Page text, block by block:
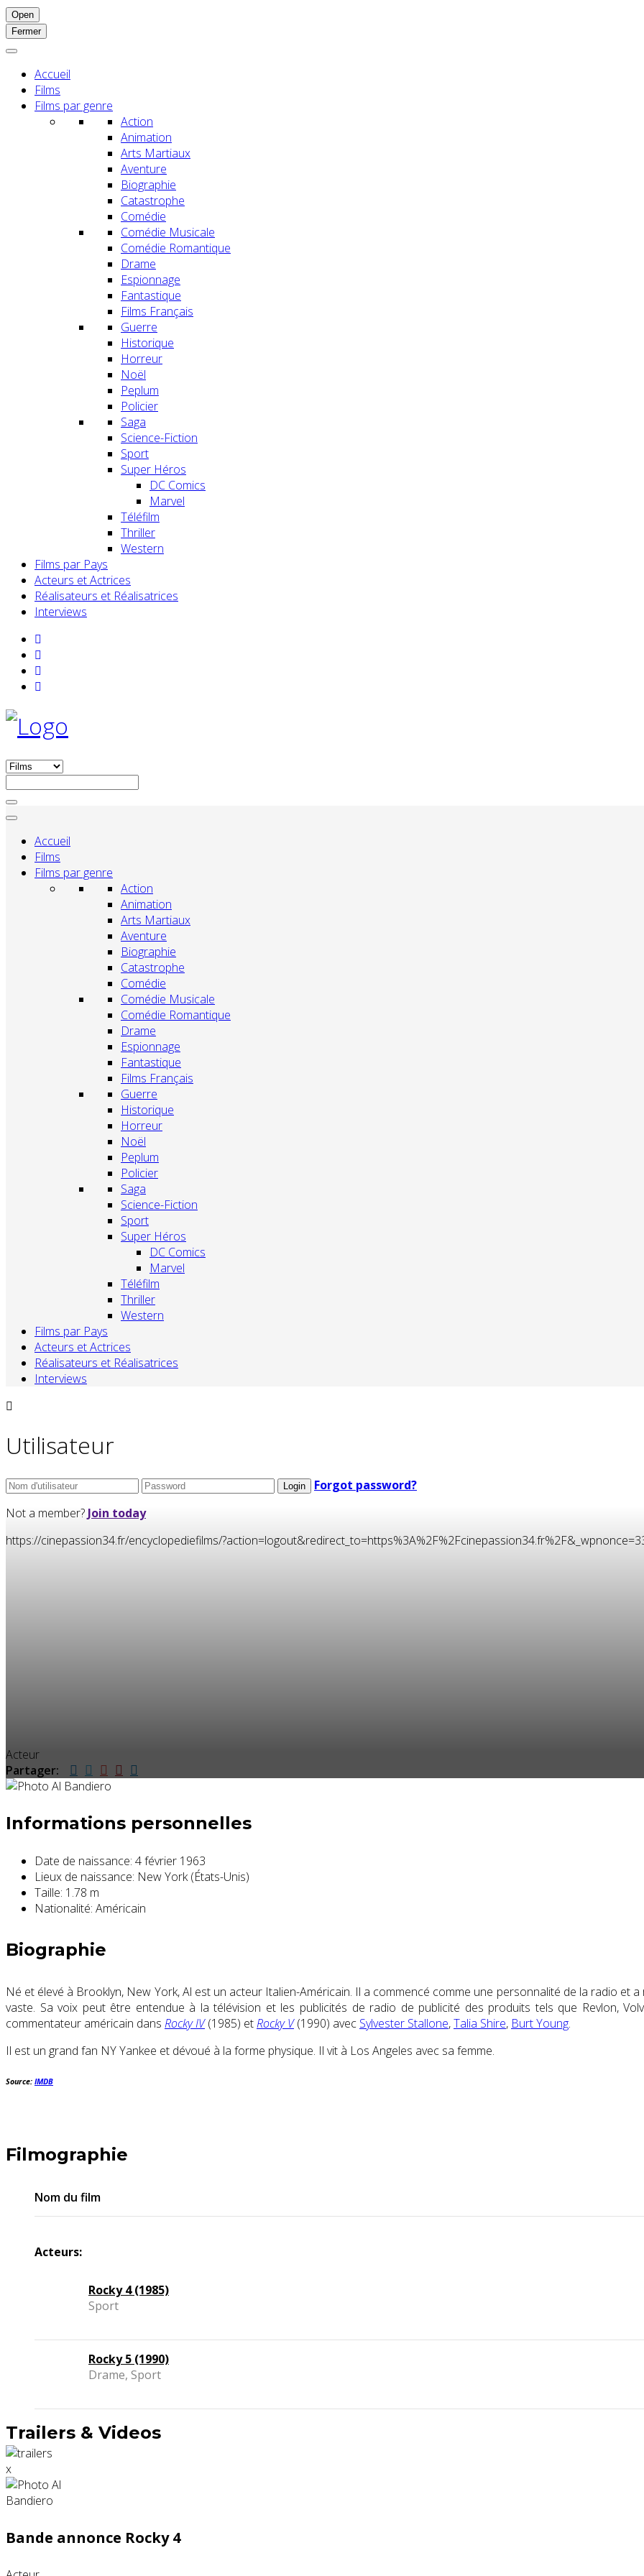
Open
Fermer
Accueil
Films
Films par genre
Action
Animation
Arts Martiaux
Aventure
Biographie
Catastrophe
Comédie
Comédie Musicale
Comédie Romantique
Drame
Espionnage
Fantastique
Films Français
Guerre
Historique
Horreur
Noël
Peplum
Policier
Saga
Science-Fiction
Sport
Super Héros
DC Comics
Marvel
Téléfilm
Thriller
Western
Films par Pays
Acteurs et Actrices
Réalisateurs et Réalisatrices
Interviews
Accueil
Films
Films par genre
Action
Animation
Arts Martiaux
Aventure
Biographie
Catastrophe
Comédie
Comédie Musicale
Comédie Romantique
Drame
Espionnage
Fantastique
Films Français
Guerre
Historique
Horreur
Noël
Peplum
Policier
Saga
Science-Fiction
Sport
Super Héros
DC Comics
Marvel
Téléfilm
Thriller
Western
Films par Pays
Acteurs et Actrices
Réalisateurs et Réalisatrices
Interviews
Utilisateur
Forgot password?
Not a member? Join today
https://cinepassion34.fr/encyclopediefilms/
Acteur
Partager:
Informations personnelles
Date de naissance: 4 février 1963
Lieux de naissance: New York (États-Unis)
Taille: 1.78 m
Nationalité: Américain
Biographie
Né et élevé à Brooklyn, New York, Al est un acteur Italien-Américain. Il a commencé comme une personnalité de la radio et
vaste. Sa voix peut être entendue à la télévision et les publicités de radio de publicité des produits tels que Revlon,
commentateur américain dans Rocky IV(1985) etRocky V(1990) avec Sylvester Stallone,Talia Shire, Burt Young.
Il est un grand fan NY Yankee et dévoué à la forme physique. Il vit à Los Angeles avec sa femme.
Source: IMDB
Filmographie
Nom du film
Acteurs:
Rocky 4 (1985)
Sport
Rocky 5 (1990)
Drame, Sport
Trailers & Videos
x
Bande annonce Rocky 4